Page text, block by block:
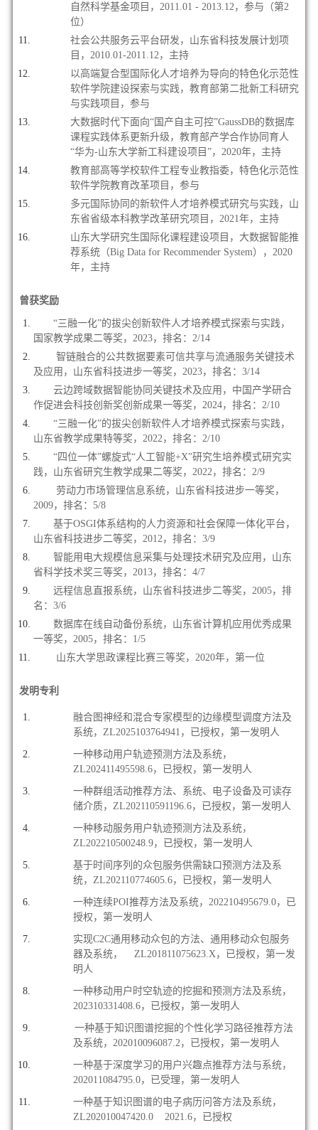
自然科学基金项目，2011.01 - 2013.12，参与（第2
位）
社会公共服务云平台研发，山东省科技发展计划项
目，2010.01-2011.12，主持
以高端复合型国际化人才培养为导向的特色化示范性
软件学院建设探索与实践，教育部第二批新工科研究
与实践项目，参与
大数据时代下面向“国产自主可控”GaussDB的数据库
课程实践体系更新升级，教育部产学合作协同育人
“华为-山东大学新工科建设项目”，2020年，主持
教育部高等学校软件工程专业教指委，特色化示范性
软件学院教育改革项目，参与
多元国际协同的新软件人才培养模式研究与实践，山
东省省级本科教学改革研究项目，2021年，主持
山东大学研究生国际化课程建设项目，大数据智能推
荐系统（Big Data for Recommender System），2020
年，主持
曾获奖励
“三融一化”的拔尖创新软件人才培养模式探索与实践，
国家教学成果二等奖，2023，排名：2/14
智链融合的公共数据要素可信共享与流通服务关键技术
及应用， 山东省科技进步一等奖，2023，排名：3/14
云边跨域数据智能协同关键技术及应用，中国产学研合
作促进会科技创新奖创新成果一等奖，2024， 排名：2/10
“三融一化”的拔尖创新软件人才培养模式探索与实践，
山东省教学成果特等奖，2022，排名：2/10
“四位一体”螺旋式“人工智能+X”研究生培养模式研究实
践，山东省研究生教学成果二等奖，2022，排名：2/9
劳动力市场管理信息系统，山东省科技进步一等奖，
2009，排名：5/8
基于OSGI体系结构的人力资源和社会保障一体化平台，
山东省科技进步二等奖，2012，排名：3/9
智能用电大规模信息采集与处理技术研究及应用，山东
省科学技术奖三等奖，2013，排名：4/7
远程信息直报系统，山东省科技进步二等奖，2005，排
名：3/6
数据库在线自动备份系统，山东省计算机应用优秀成果
一等奖，2005，排名：1/5
山东大学思政课程比赛三等奖，2020年，第一位
发明专利
融合图神经和混合专家模型的边缘模型调度方法及
系统，ZL2025103764941，已授权，第一发明人
一种移动用户轨迹预测方法及系统，
ZL202411495598.6，已授权，第一发明人
一种群组活动推荐方法、系统、电子设备及可读存
储介质，ZL202110591196.6，已授权，第一发明人
一种移动服务用户轨迹预测方法及系统，
ZL202210500248.9，已授权，第一发明人
基于时间序列的众包服务供需缺口预测方法及系
统，ZL202110774605.6，已授权，第一发明人
一种连续POI推荐方法及系统，202210495679.0，已
授权，第一发明人
实现C2C通用移动众包的方法、通用移动众包服务
器及系统， ZL201811075623.X，已授权，第一发
明人
一种移动用户时空轨迹的挖掘和预测方法及系统，
202310331408.6，已授权，第一发明人
一种基于知识图谱挖掘的个性化学习路径推荐方法
及系统，202010096087.2，
已授权，第一发明人
一种基于深度学习的用户兴趣点推荐方法与系统，
202011084795.0，已受理 ，第一发明人
一种基于知识图谱的电子病历问答方法及系统，
ZL202010047420.0 2021.6，已授权